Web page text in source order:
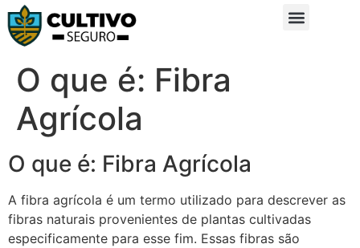
O que é: Fibra
Agrícola
O que é: Fibra Agrícola
A fibra agrícola é um termo utilizado para descrever as
fibras naturais provenientes de plantas cultivadas
especificamente para esse fim. Essas fibras são